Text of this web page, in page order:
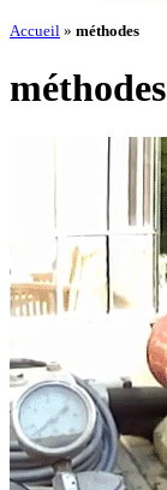
Accueil » méthodes
méthodes